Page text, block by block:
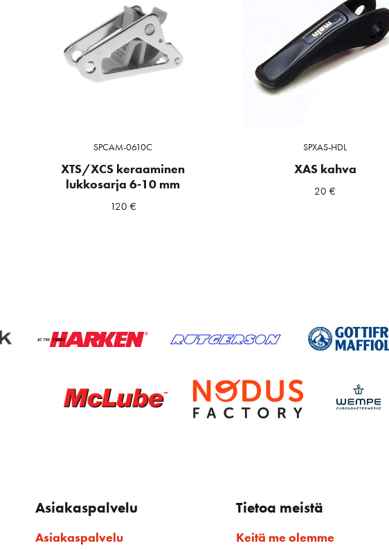
SPCAM-0610C
XTS/XCS keraaminen
lukkosarja 6-10 mm
120 €
SPXAS-HDL
XAS kahva
20€
Asiakaspalvelu
Asiakaspalvelu
Tietoa meistä
Keitä me olemme